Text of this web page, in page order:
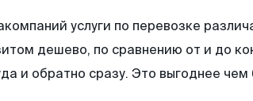
услуги по перевозке
дешево, по сравнению от и до
и обратно сразу. Это выгоднее